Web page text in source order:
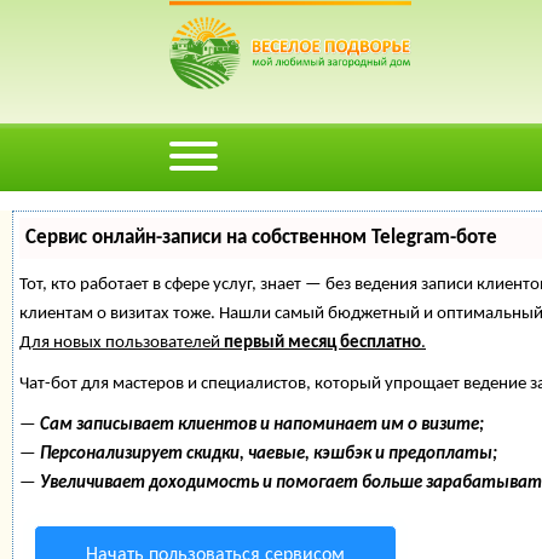
Сервис онлайн-записи на собственном Telegram-боте
Тот, кто работает в сфере услуг, знает — без ведения записи
клиентам о визитах тоже. Нашли самый бюджетный и
Для новых пользователей первый месяц бесплатно.
Чат-бот для мастеров и специалистов, который упрощает ведение
— Сам записывает клиентов и напоминает им о визите;
— Персонализирует скидки, чаевые, кэшбэк и предоплаты;
— Увеличивает доходимость и помогает больше